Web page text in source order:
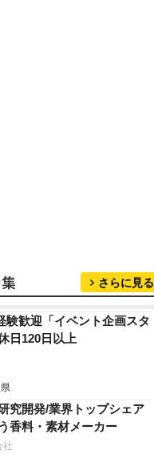
さらに見る
験歓迎「イベント企画スタ
日120日以上
究開発/業界トップシェア
香料・素材メーカー
社